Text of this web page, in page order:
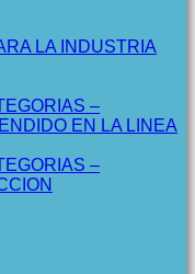
LA INDUSTRIA
–
EN LA LINEA
–